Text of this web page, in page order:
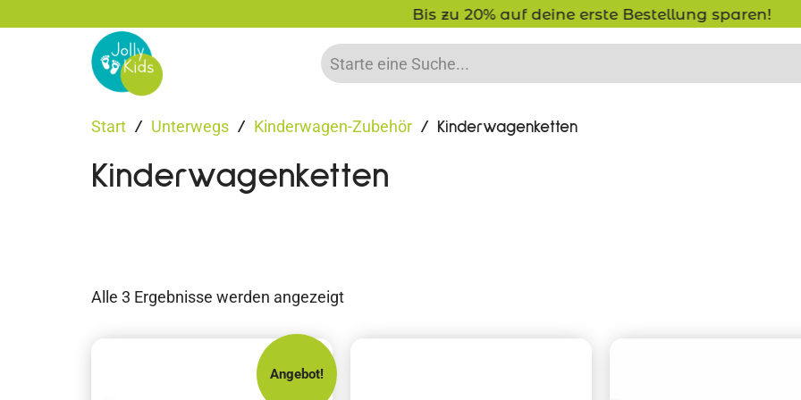
Bis zu 20% auf deine erste Bestellung sparen! -15% Neukunden-Rabatt
Start / Unterwegs / Kinderwagen-Zubehör / Kinderwagenketten
Kinderwagenketten
Alle 3 Ergebnisse werden angezeigt
Angebot!